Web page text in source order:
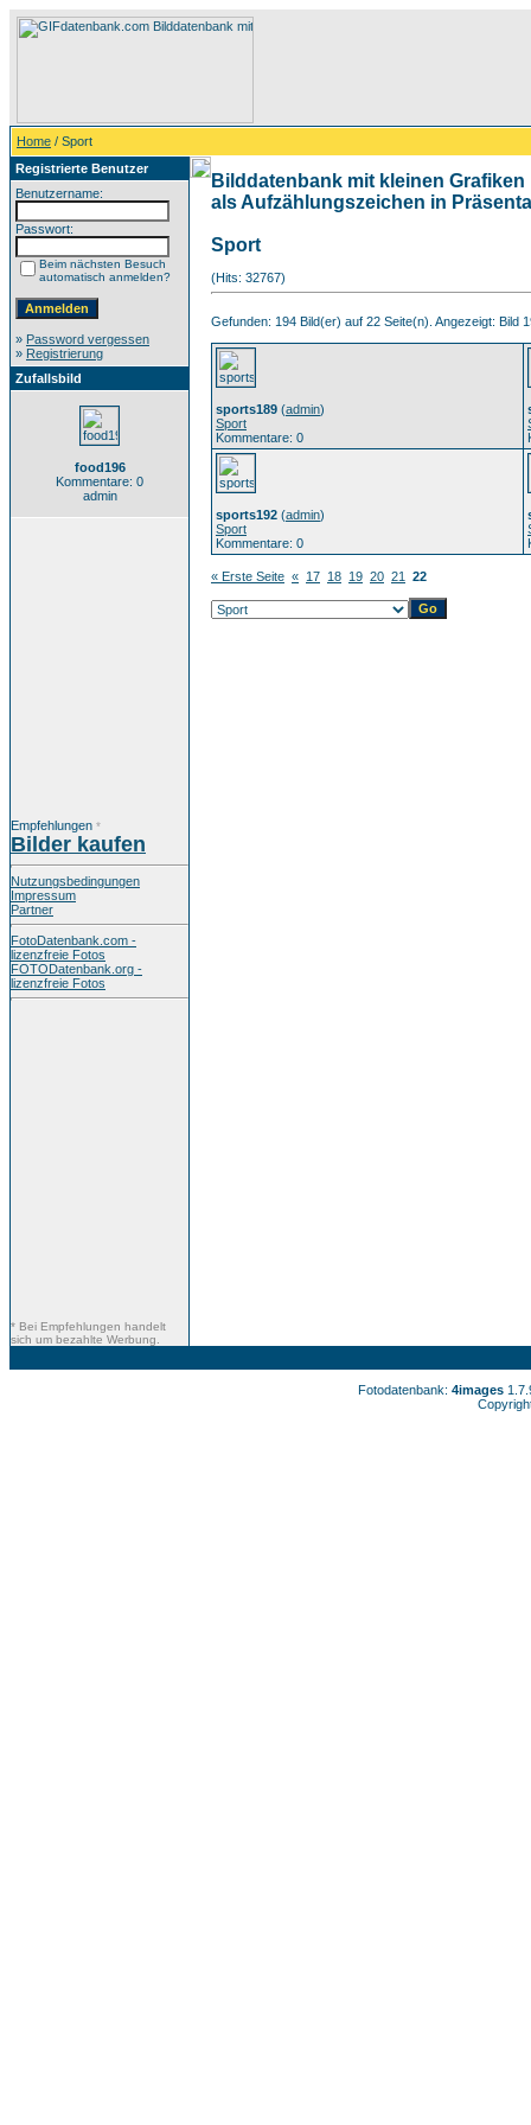
Home / Sport
Registrierte Benutzer
Benutzername:
Passwort:
Beim nächsten Besuch
automatisch anmelden?
» Password vergessen
» Registrierung
Zufallsbild
food196
Kommentare: 0
admin
Empfehlungen *
Bilder kaufen
Nutzungsbedingungen
Impressum
Partner
FotoDatenbank.com -
lizenzfreie Fotos
FOTODatenbank.org -
lizenzfreie Fotos
* Bei Empfehlungen handelt
sich um bezahlte Werbung.
Bilddatenbank mit kleinen
als Aufzählungszeichen in
Sport
(Hits: 32767)
Gefunden: 194 Bild(er) auf 22 Seite(n). Angezeigt: Bild
sports189 (admin)
Sport
Kommentare: 0
sports192 (admin)
Sport
Kommentare: 0
« Erste Seite « 17 18 19 20 21 22
Fotodatenbank: 4images